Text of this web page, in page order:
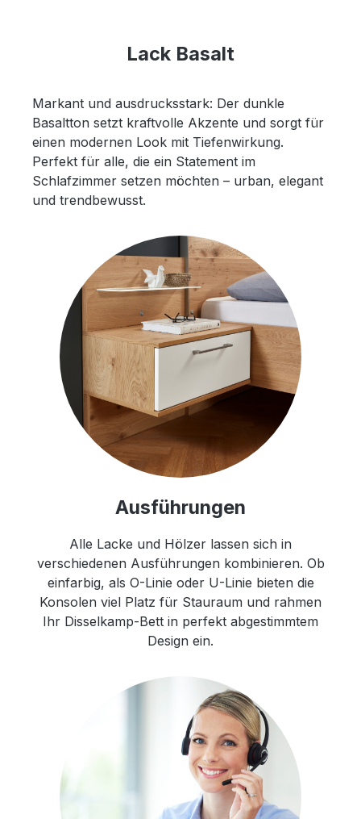
Lack Basalt
Markant und ausdrucksstark: Der dunkle
Basaltton setzt kraftvolle Akzente und sorgt für
einen modernen Look mit Tiefenwirkung.
Perfekt für alle, die ein Statement im
Schlafzimmer setzen möchten – urban, elegant
und trendbewusst.
Ausführungen
Alle Lacke und Hölzer lassen sich in
verschiedenen Ausführungen kombinieren. Ob
einfarbig, als O-Linie oder U-Linie bieten die
Konsolen viel Platz für Stauraum und rahmen
Ihr Disselkamp-Bett in perfekt abgestimmtem
Design ein.